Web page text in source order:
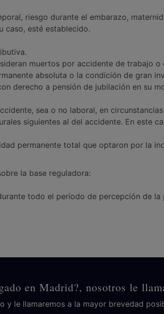
riesgo durante el embarazo,
caso, esté establecido.
muertos por accidente de trabajo
absoluta o la condición de gran
derecho a pensión de jubilación en su
sea o no laboral, en
siguientes al del accidente. En este
permanente total que optaron por la
la base reguladora:
todo el período de percepción de
en Madrid?, nosotros le
y le llamaremos a la mayor brevedad